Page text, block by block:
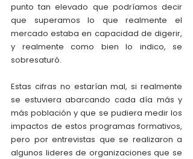
punto tan elevado que podríamos decir
que superamos lo que realmente el
mercado estaba en capacidad de digerir,
y realmente como bien lo indico, se
sobresaturó.
Estas cifras no estarían mal, si realmente
se estuviera abarcando cada día más y
más población y que se pudiera medir los
impactos de estos programas formativos,
pero por entrevistas que se realizaron a
algunos lideres de organizaciones que se